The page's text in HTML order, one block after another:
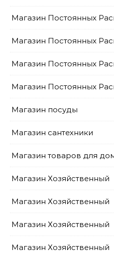
Магазин Постоянных
Магазин Постоянных
Магазин Постоянных
Магазин Постоянных
Магазин посуды
Магазин сантехники
Магазин товаров для
Магазин Хозяйственный
Магазин Хозяйственный
Магазин Хозяйственный
Магазин Хозяйственный